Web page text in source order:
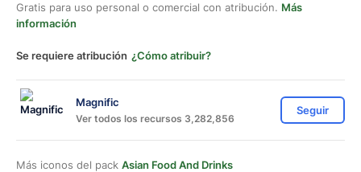
Gratis para uso personal o comercial con atribución. Más
información
Se requiere atribución ¿Cómo atribuir?
Magnific
Ver todos los recursos 3,282,856
Seguir
Más iconos del pack Asian Food And Drinks